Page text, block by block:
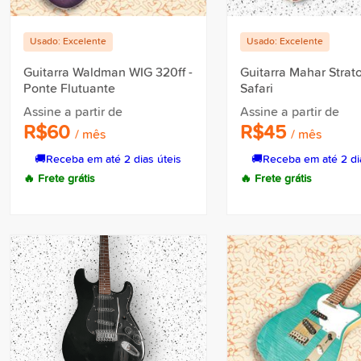
Usado: Excelente
Guitarra Waldman WIG 320ff -
Ponte Flutuante
Assine a partir de
R$60 / mês
🚚Receba em até 2 dias úteis
🔥 Frete grátis
Usado: Excelente
Guitarra Mahar
Safari
Assine a partir de
R$45 / mês
🚚Receba em até 2
🔥 Frete grátis